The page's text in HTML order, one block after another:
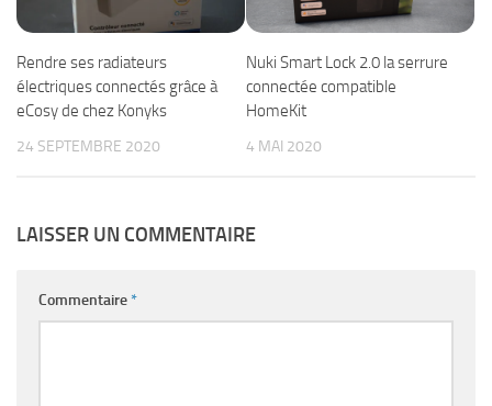
Rendre ses radiateurs
électriques connectés grâce à
eCosy de chez Konyks
24 SEPTEMBRE 2020
Nuki Smart Lock 2.0 la serrure
connectée compatible
HomeKit
4 MAI 2020
LAISSER UN COMMENTAIRE
Commentaire*